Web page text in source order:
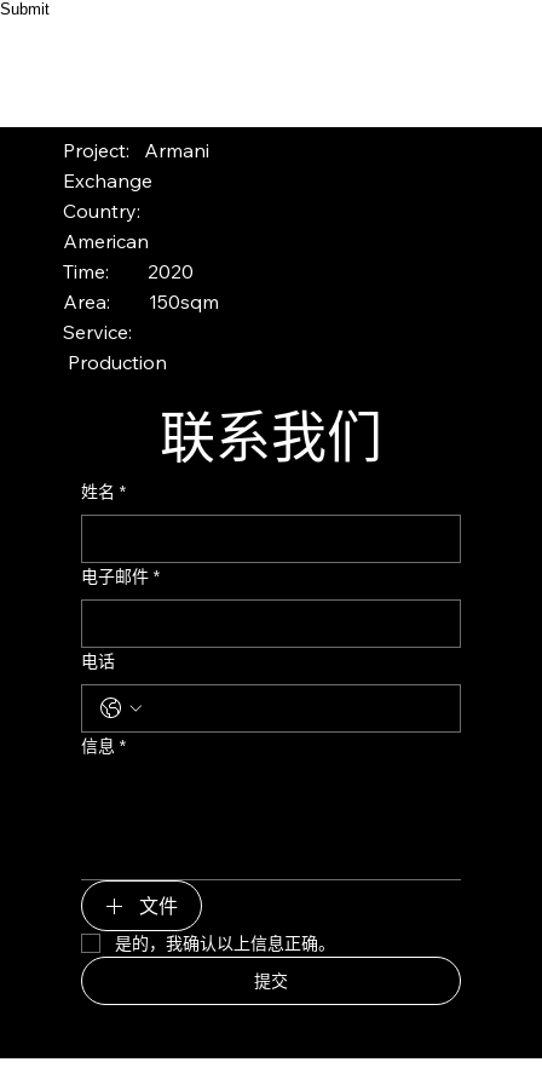
Submit
Project: Armani
Exchange
Country:
American
Time: 2020
Area: 150sqm
Service:
Production
联系我们
姓名 *
电子邮件 *
电话
信息 *
文件
是的，我确认以上信息正确。
提交